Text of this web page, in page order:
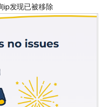
ip发现已被移除